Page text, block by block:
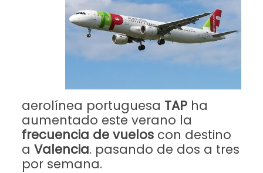
aerolínea portuguesa TAPha
aumentado este verano la
frecuencia de vueloscon destino
a Valencia. pasando de dos a tres
por semana.